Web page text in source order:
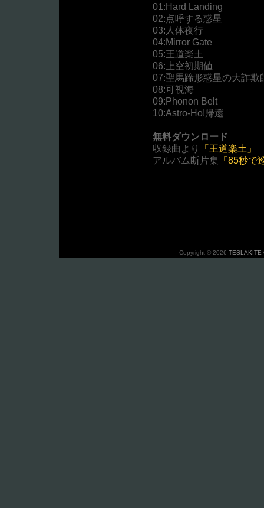
01:Hard Landing
02:点呼する惑星
03:人体夜行
04:Mirror Gate
05:王道楽土
06:上空初期値
07:聖馬蹄形惑星の大詐欺
08:可視海
09:Phonon Belt
10:Astro-Ho!帰還
無料ダウンロード
収録曲より
「王道楽土」
アルバム断片集 「85秒
Copyright © 2026 TESLAKITE